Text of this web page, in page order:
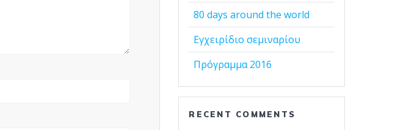
80 days around the world
Εγχειρίδιο σεμιναρίου
Πρόγραμμα 2016
RECENT COMMENTS